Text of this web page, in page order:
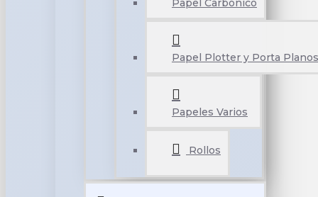
Papel Carbónico
Papel Plotter y Porta Planos
Papeles Varios
Rollos